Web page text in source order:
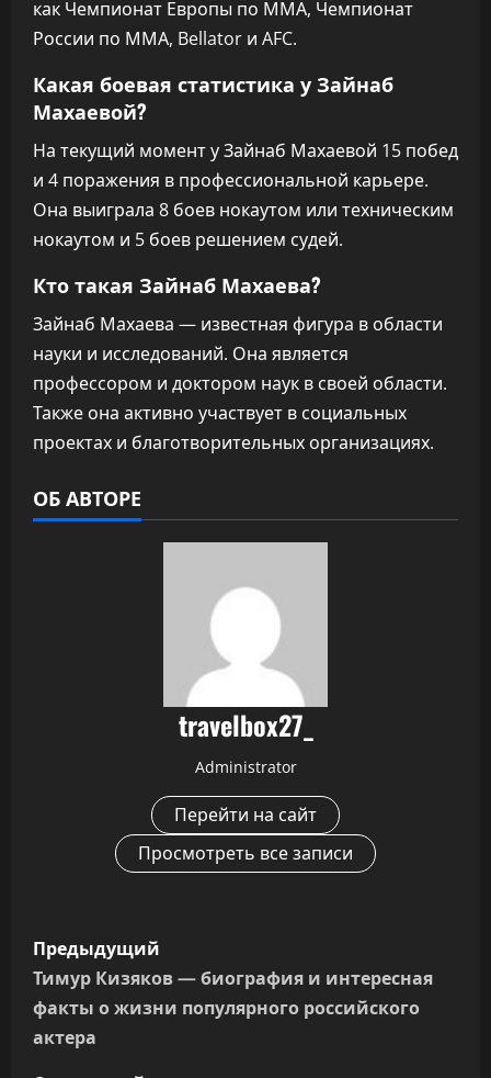
как Чемпионат Европы по ММА, Чемпионат
России по ММА, Bellator и AFC.
Какая боевая статистика у Зайнаб
Махаевой?
На текущий момент у Зайнаб Махаевой 15 побед
и 4 поражения в профессиональной карьере.
Она выиграла 8 боев нокаутом или техническим
нокаутом и 5 боев решением судей.
Кто такая Зайнаб Махаева?
Зайнаб Махаева — известная фигура в области
науки и исследований. Она является
профессором и доктором наук в своей области.
Также она активно участвует в социальных
проектах и благотворительных организациях.
ОБ АВТОРЕ
travelbox27_
Administrator
Перейти на сайт
Просмотреть все записи
Н
а
в
Предыдущий
Тимур Кизяков — биография и интересная
факты о жизни популярного российского
актера